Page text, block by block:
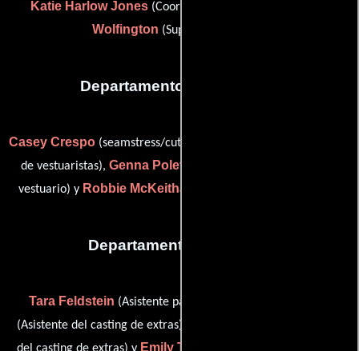
Katie Harlow Jones (Coordinador musical) y
Wolfington (Supervisor musical)
Departamento de vestuario
Casey Crespo(seamstress/cutter),
de vestuaristas), Genna Poletti
vestuario) y Robbie McKeithan
Departamento de reparto
Tara Feldstein (Asistente para casting),
(Asistente del casting de extras),
Emily Towler